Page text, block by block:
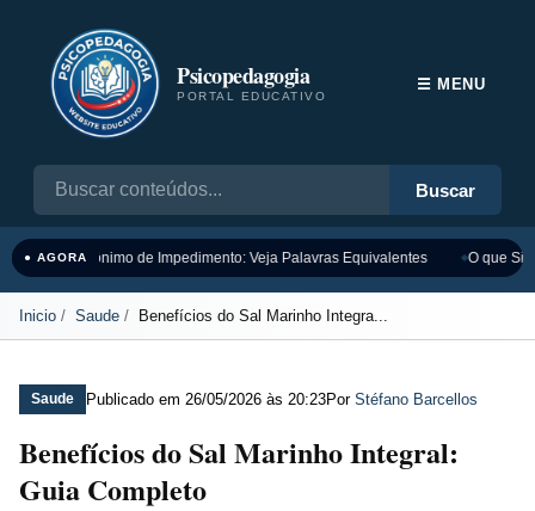
Psicopedagogia
PORTAL EDUCATIVO
Buscar
☰ MENU
● AGORASinônimo de Impedimento: Veja Palavras Equivalentes O que
Inicio Saude Benefícios do Sal Marinho Integra...
Saude Publicado em 26/05/2026 às 20:23Por Stéfano Barcellos
Benefícios do Sal Marinho Integral:
Guia Completo